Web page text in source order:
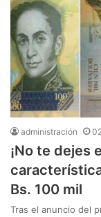
administración
¡No te dejes
Bs. 100 mil
Tras el anuncio del